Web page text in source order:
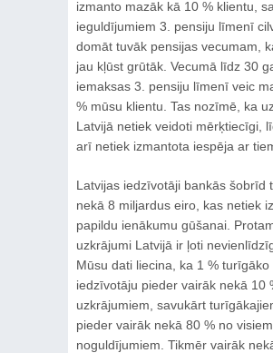
izmanto mazāk kā 10 % klientu,
ieguldījumiem 3. pensiju līmenī
domāt tuvāk pensijas vecumam,
jau kļūst grūtāk. Vecumā līdz 30
iemaksas 3. pensiju līmenī veic
% mūsu klientu. Tas nozīmē, ka
Latvijā netiek veidoti mērķtiecīgi,
arī netiek izmantota iespēja ar
Latvijas iedzīvotāji bankās šobrīd
nekā 8 miljardus eiro, kas netiek
papildu ienākumu gūšanai.
uzkrājumi Latvijā ir ļoti
Mūsu dati liecina, ka 1 % turīgāko
iedzīvotāju pieder vairāk nekā 10
uzkrājumiem, savukārt
pieder vairāk nekā 80 % no visiem
noguldījumiem. Tikmēr vairāk